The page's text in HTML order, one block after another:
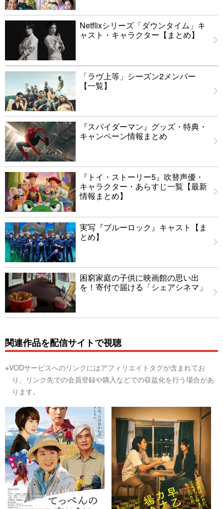
Netflixシリーズ「ダウンタイム」キ
ャスト・キャラクター【まとめ】
「ラヴ上等」シーズン2メンバー
【一覧】
『スパイダーマン』グッズ・特典・
キャンペーン情報まとめ
『トイ・ストーリー5』吹替声優・
キャラクター・あらすじ一覧【最新
情報まとめ】
実写『ブルーロック』キャスト【ま
とめ】
困窮家庭の子供に映画館の思い出
を！寄付で届ける「シェアシネマ」
関連作品を配信サイトで視聴
※VODサービスへのリンクにはアフィリエイトタグが含まれてお
り、リンク先での会員登録や購入などでの収益化を行う場合があ
ります。